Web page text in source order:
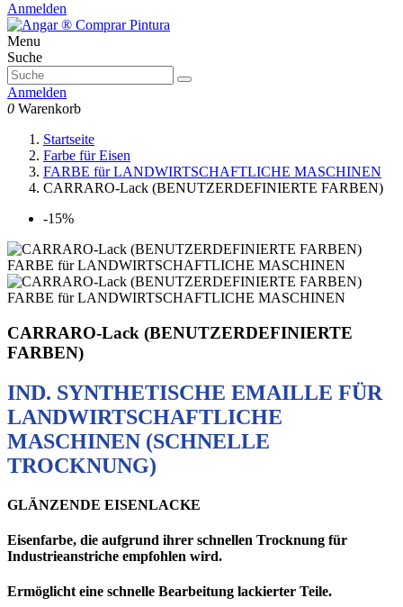
Anmelden
Menu
Suche
Anmelden
0 Warenkorb
Startseite
Farbe für Eisen
FARBE für LANDWIRTSCHAFTLICHE MASCHINEN
CARRARO-Lack (BENUTZERDEFINIERTE FARBEN)
-15%
CARRARO-Lack (BENUTZERDEFINIERTE
FARBEN)
IND. SYNTHETISCHE EMAILLE FÜR
LANDWIRTSCHAFTLICHE
MASCHINEN (SCHNELLE
TROCKNUNG)
GLÄNZENDE EISENLACKE
Eisenfarbe, die aufgrund ihrer schnellen Trocknung für
Industrieanstriche empfohlen wird.
Ermöglicht eine schnelle Bearbeitung lackierter Teile.